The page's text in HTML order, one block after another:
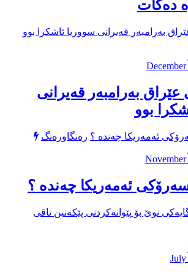
دەکات
بەرامبەر قەیرانی
بوو
رەنگاورەنگ
ئەمەریكا چەندە ؟
July